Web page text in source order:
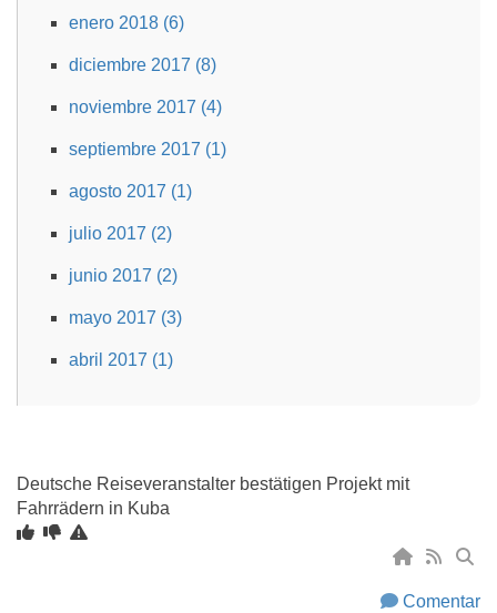
enero 2018 (6)
diciembre 2017 (8)
noviembre 2017 (4)
septiembre 2017 (1)
agosto 2017 (1)
julio 2017 (2)
junio 2017 (2)
mayo 2017 (3)
abril 2017 (1)
Deutsche Reiseveranstalter bestätigen Projekt mit
Fahrrädern in Kuba
Comentar